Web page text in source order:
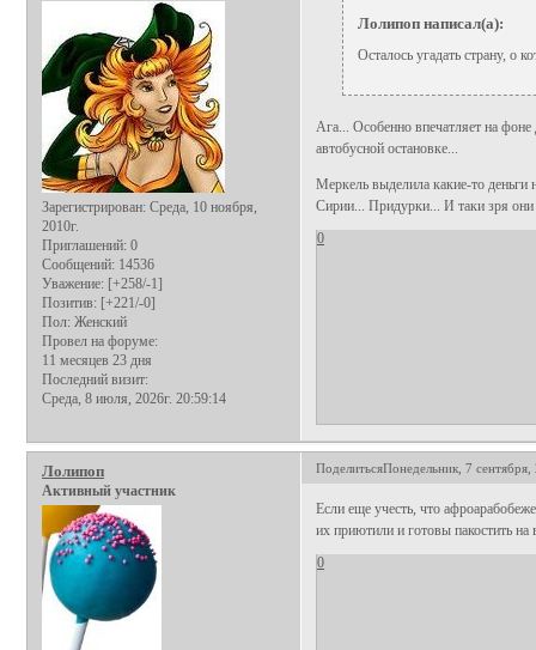
Зарегистрирован: Среда, 10 ноября,
2010г.
Приглашений: 0
Сообщений: 14536
Уважение: [+258/-1]
Позитив: [+221/-0]
Пол: Женский
Провел на форуме:
11 месяцев 23 дня
Последний визит:
Среда, 8 июля, 2026г. 20:59:14
Лолипоп написал(а):
Осталось угадать страну, о
Ага... Особенно впечатляет на
автобусной остановке...
Меркель выделила какие-то
Сирии... Придурки... И таки зря они
0
ПоделитьсяПонедельник, 7
Лолипоп
Активный участник
Если еще учесть, что
их приютили и готовы пакостить на
0